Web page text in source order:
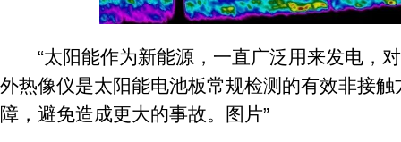
“太阳能作为新能源，一直广泛用来发电，
外热像仪是太阳能电池板常规检测的有效非接
障，避免造成更大的事故。图片”